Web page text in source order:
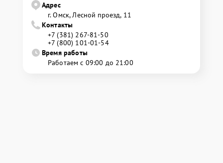
Адрес
г. Омск, ​Лесной проезд, 11
Контакты
+7 (381) 267-81-50
+7 (800) 101-01-54
Время работы
Работаем с 09:00 до 21:00